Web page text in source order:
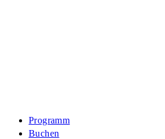
Programm
Buchen